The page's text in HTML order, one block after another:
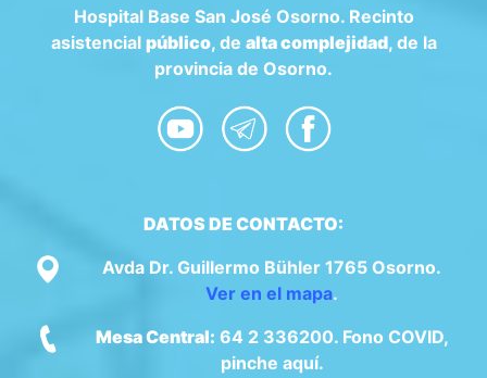
Hospital Base San José Osorno. Recinto
asistencial público, de alta complejidad, de la
provincia de Osorno.
DATOS DE CONTACTO:
Avda Dr. Guillermo Bühler 1765 Osorno.
Ver en el mapa.
Mesa Central: 64 2 336200. Fono COVID,
pinche aquí.